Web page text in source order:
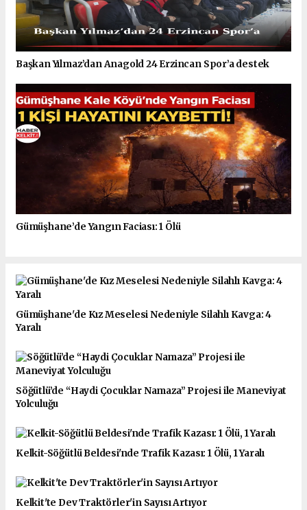
Başkan Yılmaz’dan Anagold 24 Erzincan Spor’a destek
Gümüşhane’de Yangın Faciası: 1 Ölü
Gümüşhane'de Kız Meselesi Nedeniyle Silahlı Kavga: 4
Yaralı
Söğütlü’de “Haydi Çocuklar Namaza” Projesi ile Maneviyat
Yolculuğu
Kelkit-Söğütlü Beldesi'nde Trafik Kazası: 1 Ölü, 1 Yaralı
Kelkit'te Dev Traktörler'in Sayısı Artıyor